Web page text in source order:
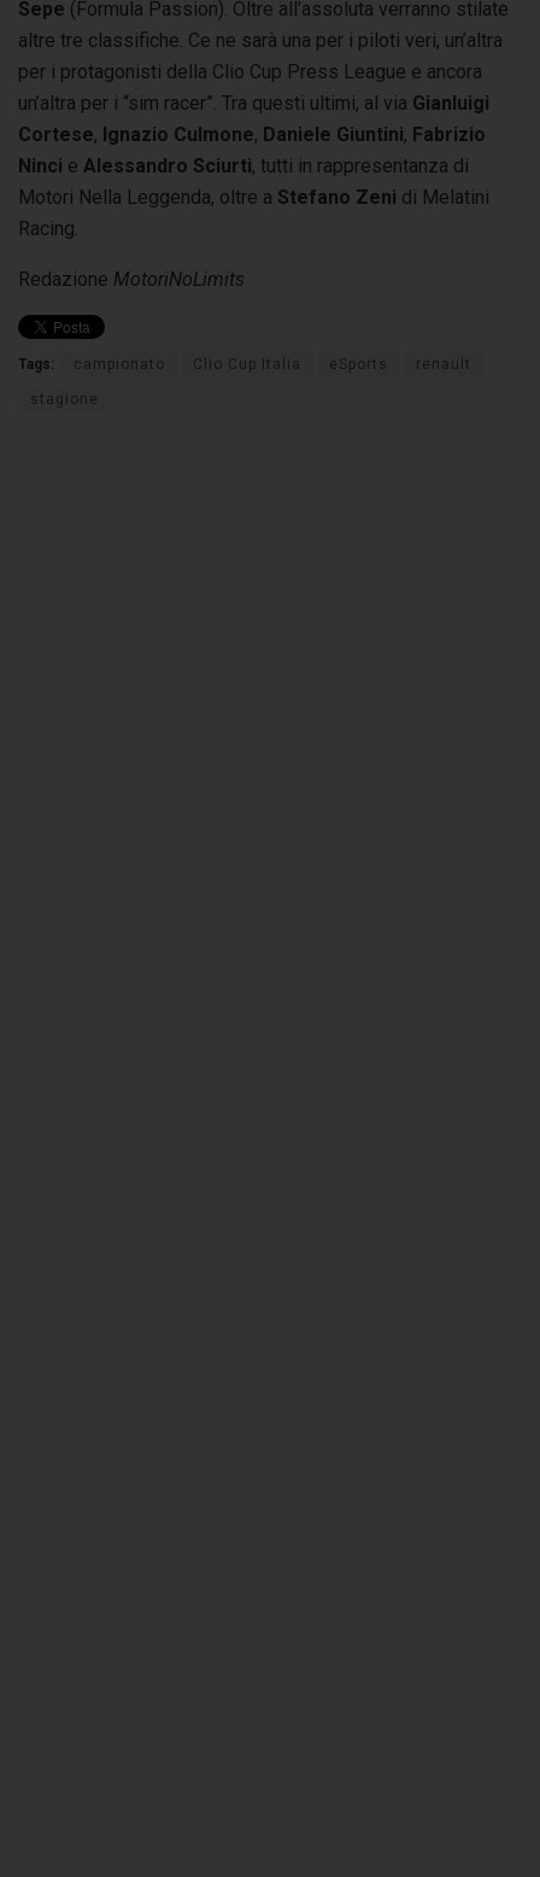
Sepe (Formula Passion). Oltre all’assoluta verranno stilate
altre tre classifiche. Ce ne sarà una per i piloti veri, un’altra
per i protagonisti della Clio Cup Press League e ancora
un’altra per i “sim racer”. Tra questi ultimi, al via Gianluigi
Cortese, Ignazio Culmone, Daniele Giuntini, Fabrizio
Ninci e Alessandro Sciurti, tutti in rappresentanza di
Motori Nella Leggenda, oltre a Stefano Zeni di Melatini
Racing.
Redazione MotoriNoLimits
Tags: campionato Clio Cup Italia eSports renault
stagione